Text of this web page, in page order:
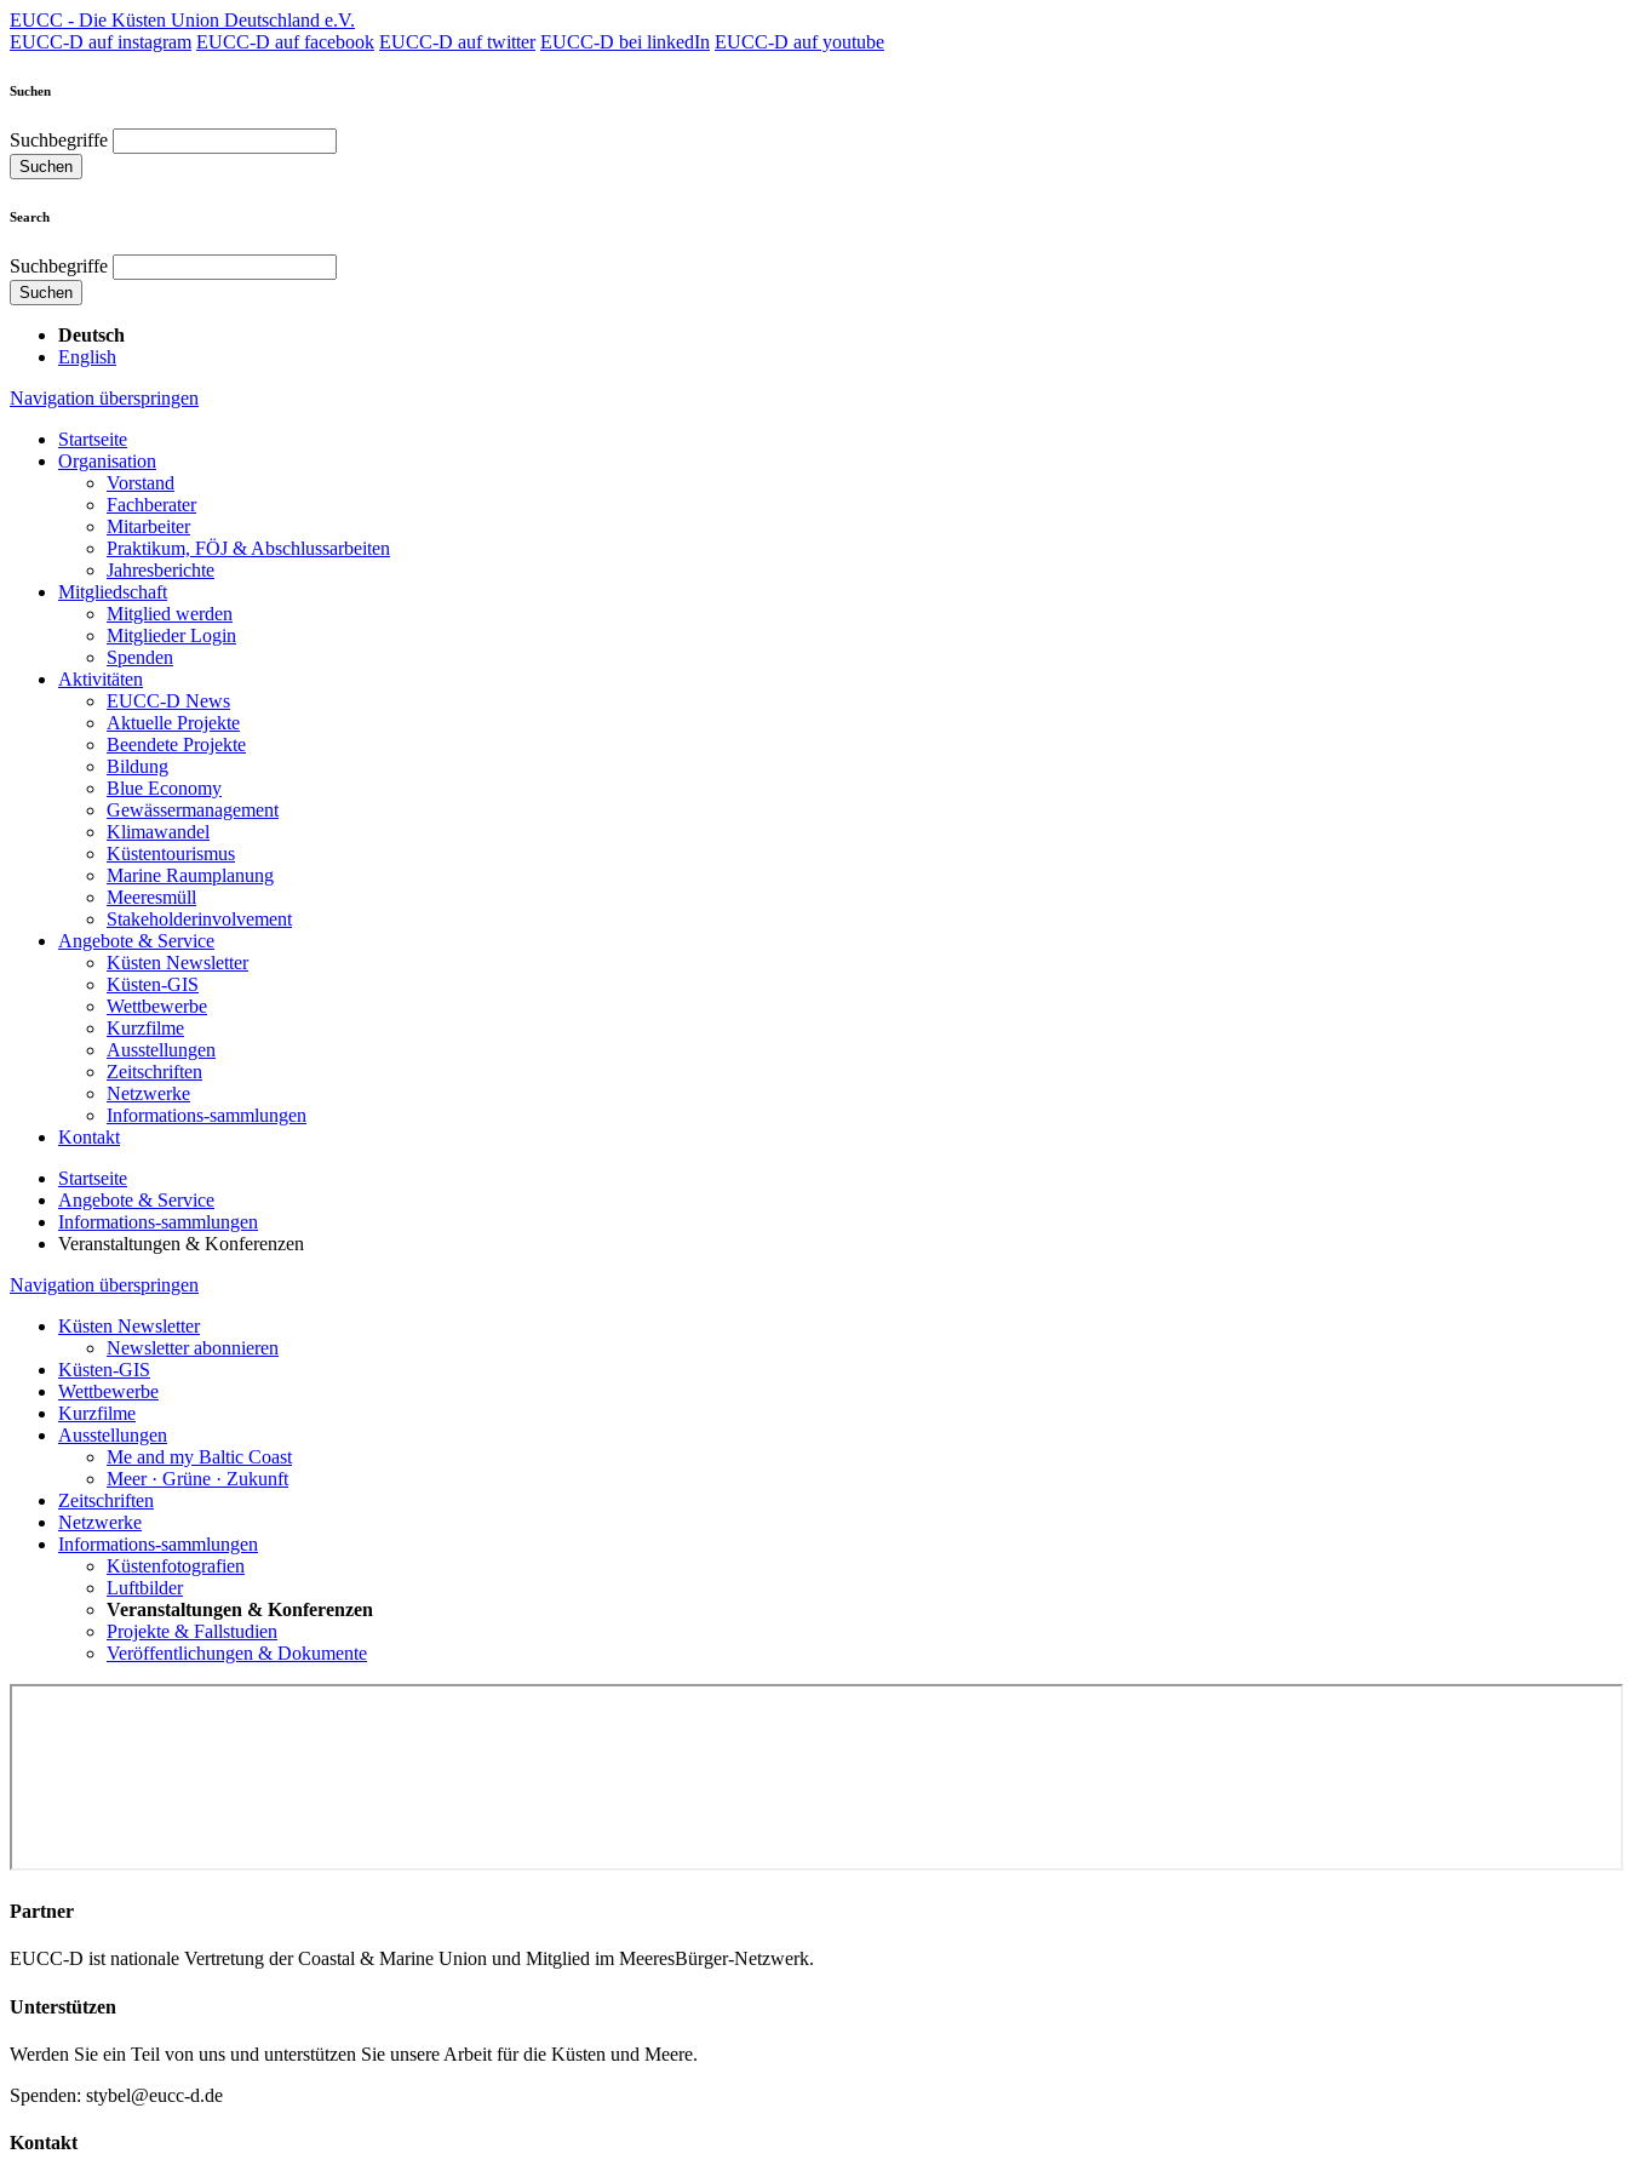
EUCC - Die Küsten Union Deutschland e.V.
EUCC-D auf instagram EUCC-D auf facebook EUCC-D auf twitter EUCC-D bei linkedIn EUCC-D auf youtube
Suchen
Suchbegriffe
Suchen
Search
Suchbegriffe
Suchen
Deutsch
English
Navigation überspringen
Startseite
Organisation
Vorstand
Fachberater
Mitarbeiter
Praktikum, FÖJ & Abschlussarbeiten
Jahresberichte
Mitgliedschaft
Mitglied werden
Mitglieder Login
Spenden
Aktivitäten
EUCC-D News
Aktuelle Projekte
Beendete Projekte
Bildung
Blue Economy
Gewässermanagement
Klimawandel
Küstentourismus
Marine Raumplanung
Meeresmüll
Stakeholderinvolvement
Angebote & Service
Küsten Newsletter
Küsten-GIS
Wettbewerbe
Kurzfilme
Ausstellungen
Zeitschriften
Netzwerke
Informations-sammlungen
Kontakt
Startseite
Angebote & Service
Informations-sammlungen
Veranstaltungen & Konferenzen
Navigation überspringen
Küsten Newsletter
Newsletter abonnieren
Küsten-GIS
Wettbewerbe
Kurzfilme
Ausstellungen
Me and my Baltic Coast
Meer · Grüne · Zukunft
Zeitschriften
Netzwerke
Informations-sammlungen
Küstenfotografien
Luftbilder
Veranstaltungen & Konferenzen
Projekte & Fallstudien
Veröffentlichungen & Dokumente
Partner
EUCC-D ist nationale Vertretung der Coastal & Marine Union und Mitglied im MeeresBürger-Netzwerk.
Unterstützen
Werden Sie ein Teil von uns und unterstützen Sie unsere Arbeit für die Küsten und Meere.
Spenden: stybel@eucc-d.de
Kontakt